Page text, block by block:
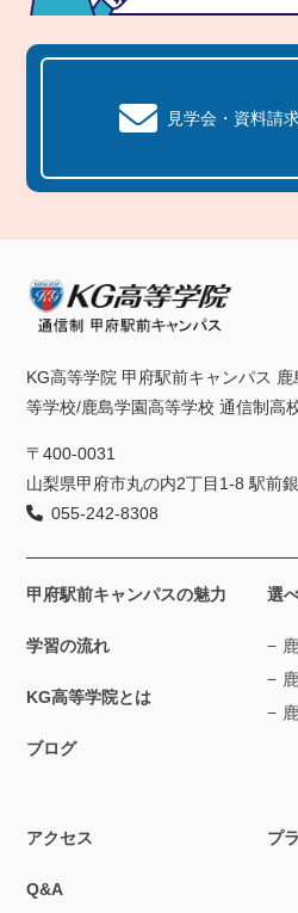
見学会・資料請
KG高等学院 甲府駅前キャンパス
等学校/鹿島学園高等学校 通信制高
〒400-0031
山梨県甲府市丸の内2丁目1-8 駅前
055-242-8308
甲府駅前キャンパスの魅力
学習の流れ
KG高等学院とは
ブログ
選
アクセス
Q&A
プ